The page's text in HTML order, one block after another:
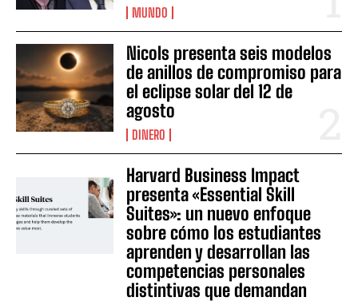
MUNDO
Nicols presenta seis modelos
de anillos de compromiso para
el eclipse solar del 12 de
agosto
DINERO
Harvard Business Impact
presenta «Essential Skill
Suites»: un nuevo enfoque
sobre cómo los estudiantes
aprenden y desarrollan las
competencias personales
distintivas que demandan